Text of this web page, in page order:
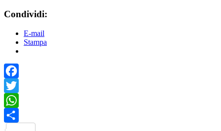
Condividi:
E-mail
Stampa
Facebook
Twitter
WhatsApp